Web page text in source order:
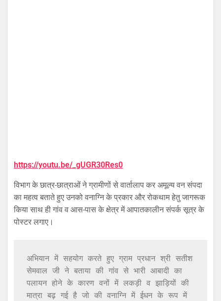
https://youtu.be/_gUGR30Res0
विभाग के छात्र-छात्राओं ने ग्रामीणों से वार्तालाप कर अमूल्य वन संपदा
का महत्व बताते हुए उनको वनाग्नि के प्रकार और रोकथाम हेतु जागरूक
किया साथ ही गांव व आस-पास के क्षेत्र में आपातकालीन संपर्क सूत्र के
पोस्टर लगाए।
अभियान में सहयोग करते हुए ग्राम प्रधान श्री सतीश
सेमवाल जी ने बताया की गांव से भारी आबादी का
पलायन होने के कारण वनों में लकड़ी व झाड़ियों की
मात्रा बढ़ गई है जो की वनाग्नि में ईधन के रूप में